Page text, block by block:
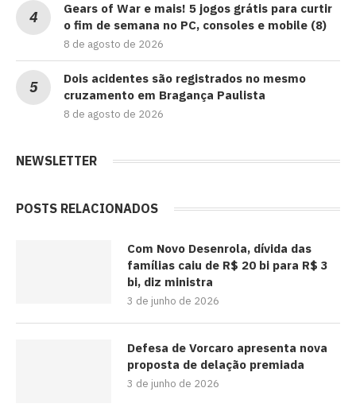
Gears of War e mais! 5 jogos grátis para curtir
o fim de semana no PC, consoles e mobile (8)
8 de agosto de 2026
Dois acidentes são registrados no mesmo
cruzamento em Bragança Paulista
8 de agosto de 2026
NEWSLETTER
POSTS RELACIONADOS
Com Novo Desenrola, dívida das
famílias caiu de R$ 20 bi para R$ 3
bi, diz ministra
3 de junho de 2026
Defesa de Vorcaro apresenta nova
proposta de delação premiada
3 de junho de 2026